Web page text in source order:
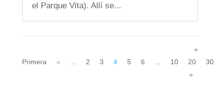
el Parque Vita). Allí se...
«
Primera
« 2 3 4 5 6 10 20
30
»